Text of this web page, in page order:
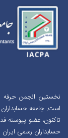
نخستین انجمن حرفه
حسابداران رسمی